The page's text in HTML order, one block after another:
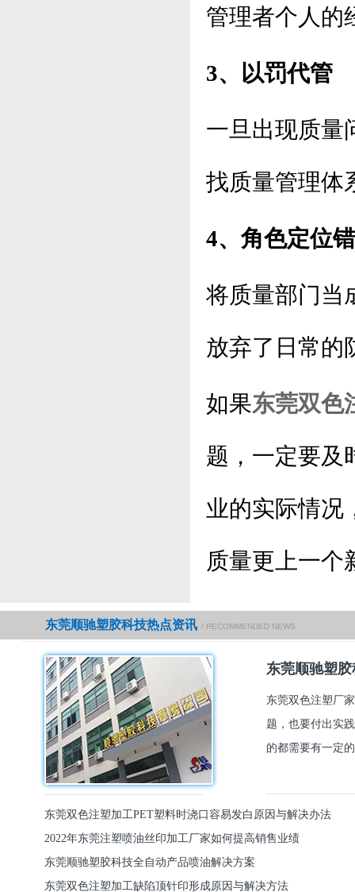
管理者个人的
3、以罚代管
一旦出现质量
找质量管理体
4、角色定位
将质量部门当
放弃了日常的
如果东莞双色
题，一定要及
业的实际情况
质量更上一个
东莞顺驰塑胶科技热点资讯 / RECOMMENDED NEWS
东莞顺驰塑
东莞双色注塑厂
题，也要付出实
的都需要有一定
东莞双色注塑加工PET塑料时浇口容易发白原因与解决办法
2022年东莞注塑喷油丝印加工厂家如何提高销售业绩
东莞顺驰塑胶科技全自动产品喷油解决方案
东莞双色注塑加工缺陷顶针印形成原因与解决方法